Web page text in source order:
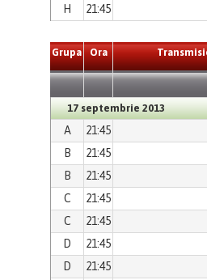
H
21:45
Grupa Ora
17 septembrie 2013
A
21:45
B
21:45
B
21:45
C
21:45
C
21:45
D
21:45
D
21:45